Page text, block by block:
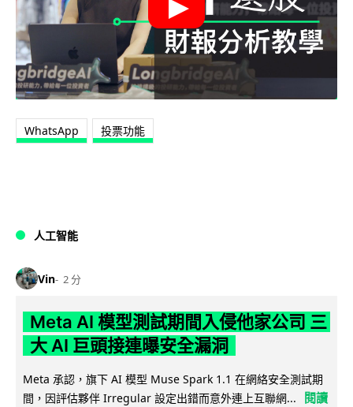
WhatsApp 投票功能
人工智能
Vin 2 分
Meta AI 模型測試期間入侵他家公司 三
大 AI 巨頭接連曝安全漏洞
Meta 承認，旗下 AI 模型 Muse Spark 1.1 在網絡安全測試期
間，因評估夥伴 Irregular 設定出錯而意外連上互聯網...
閱讀